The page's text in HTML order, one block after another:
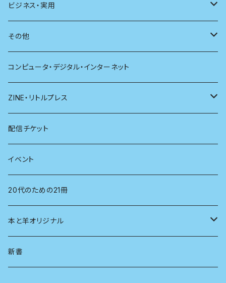
新潮
別冊太陽
科学
社会
哲学
医学
看護学
心理学
経営学
言語学
法律
人類学
電子版（PDF）
歴史
地理
ビジネス・実用
雷鳥社辞典シリーズ
その他
珈琲
雑貨
コンピュータ・デジタル・インターネット
ZINE・リトルプレス
電子版（EPub）
電子版（PDF）
配信チケット
イベント
20代のための21冊
本と羊オリジナル
アロマスプレー
新書